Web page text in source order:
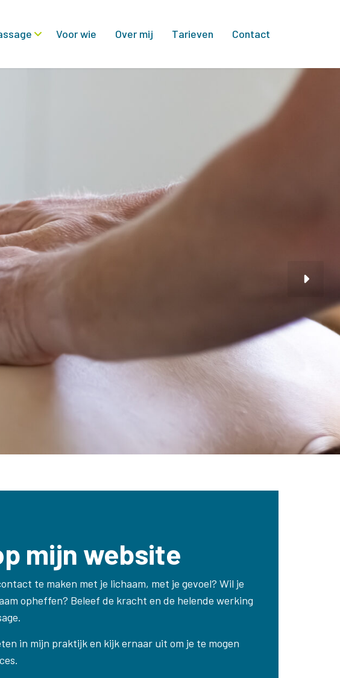
Voor wie Over mij Tarieven Contact
mijn website
te maken met je lichaam, met je gevoel? Wil je
opheffen? Beleef de kracht en de helende werking
in mijn praktijk en kijk ernaar uit om je te mogen